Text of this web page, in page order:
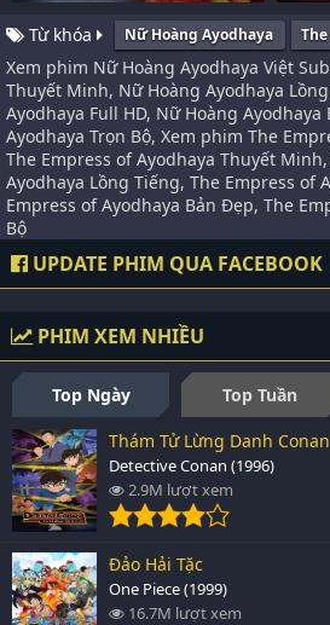
Từ khóa Nữ Hoàng Ayodhaya
Xem phim Nữ Hoàng Ayodhaya Việt
Thuyết Minh, Nữ Hoàng Ayodhaya
Ayodhaya Full HD, Nữ Hoàng
Ayodhaya Trọn Bộ, Xem phim The
The Empress of Ayodhaya Thuyết
Ayodhaya Lồng Tiếng, The Empress of
Empress of Ayodhaya Bản Đẹp, The
Bộ
UPDATE PHIM QUA FACEBOOK
PHIM XEM NHIỀU
Top Ngày Top Tuần
Thám Tử Lừng Danh Conan
Detective Conan (1996)
2.9M lượt xem
Đảo Hải Tặc
One Piece (1999)
16.7M lượt xem